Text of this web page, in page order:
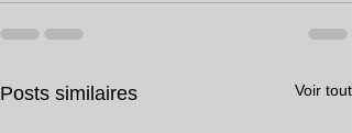
Posts similaires Voir tout